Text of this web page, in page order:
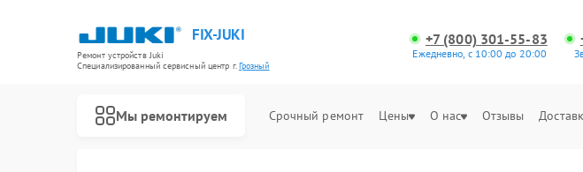
FIX-JUKI
Ремонт устройств Juki
Специализированный cервисный центр г.Грозный
+7 (800) 301-55-83
Ежедневно, с 10:00 до 20:00
Мы ремонтируем Срочный ремонт Цены О нас Отзывы